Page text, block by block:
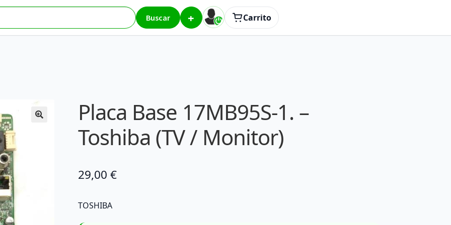
Buscar + Carrito
– Toshiba (TV / Monitor)
Placa Base 17MB95S-1. –
Toshiba (TV / Monitor)
29,00 €
TOSHIBA